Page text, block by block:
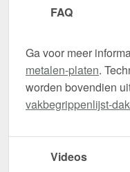
FAQ
Ga voor meer
metalen-platen.
worden bovendien
vakbegrippenlijst-
Videos